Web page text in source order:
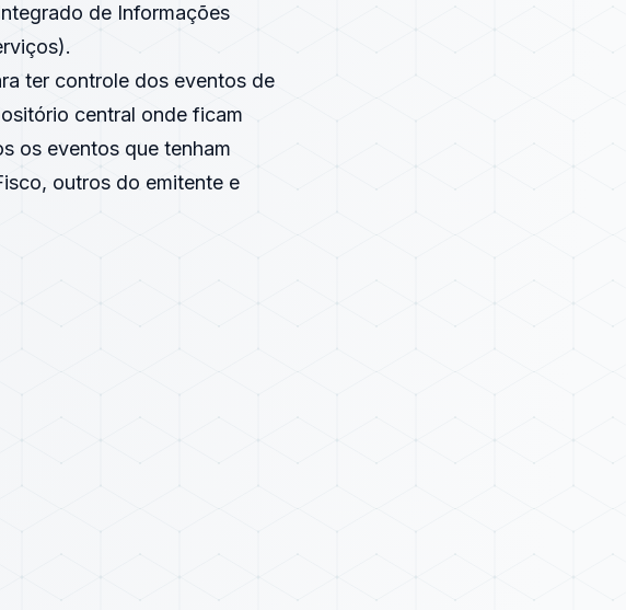
de Informações
ter controle dos eventos de
central onde ficam
os eventos que tenham
outros do emitente e